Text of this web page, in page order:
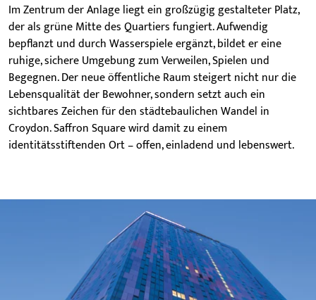
Im Zentrum der Anlage liegt ein großzügig gestalteter Platz,
der als grüne Mitte des Quartiers fungiert. Aufwendig
bepflanzt und durch Wasserspiele ergänzt, bildet er eine
ruhige, sichere Umgebung zum Verweilen, Spielen und
Begegnen. Der neue öffentliche Raum steigert nicht nur die
Lebensqualität der Bewohner, sondern setzt auch ein
sichtbares Zeichen für den städtebaulichen Wandel in
Croydon. Saffron Square wird damit zu einem
identitätsstiftenden Ort – offen, einladend und lebenswert.